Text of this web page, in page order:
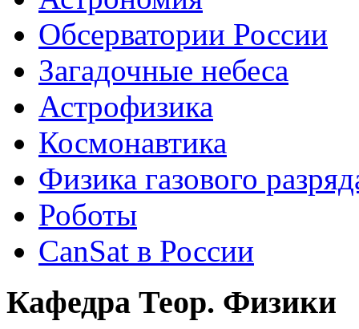
Обсерватории России
Загадочные небеса
Астрофизика
Космонавтика
Физика газового
Роботы
CanSat в России
Кафедра Теор. Физики